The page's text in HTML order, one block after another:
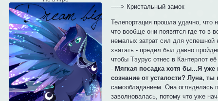
-----> Кристальный замок
Телепортация прошла удачно, что
что вообще они появятся где-то в
немалых затрат сил для успешной
хватать - предел был давно
чтобы Тэурус отнес в Кантерлот
- Мягкая посадка хотя бы...Я
сознание от усталости? Луна,
самообладанием. Она огляделась
заволновалась, потому что уже